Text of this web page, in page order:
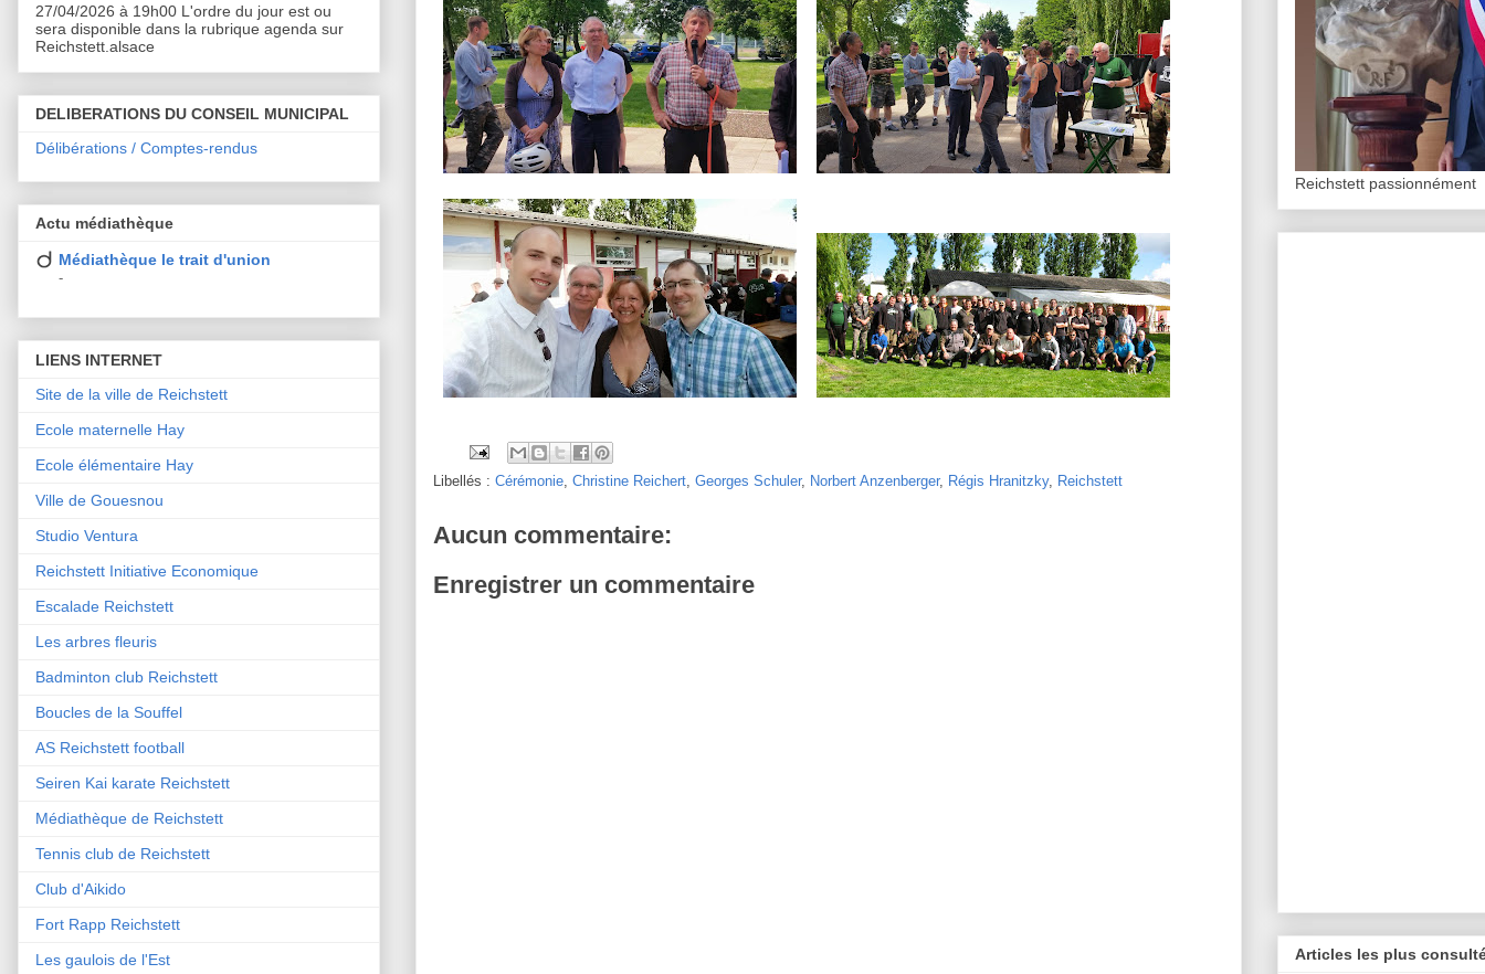
Libellés : Cérémonie Christine Reichert Georges Schuler, Norbert Anzenberger, Régis Hranitzky, Reichstett
Aucun commentaire:
Enregistrer un commentaire
27/04/2026 à 19h00 L'ordre du jour est ou
sera disponible dans la rubrique agenda sur
Reichstett.alsace
DELIBERATIONS DU CONSEIL MUNICIPAL
Délibérations / Comptes-rendus
Actu médiathèque
Médiathèque le trait d'union
-
LIENS INTERNET
Site de la ville de Reichstett
Ecole maternelle Hay
Ecole élémentaire Hay
Ville de Gouesnou
Studio Ventura
Reichstett Initiative Economique
Escalade Reichstett
Les arbres fleuris
Badminton club Reichstett
Boucles de la Souffel
AS Reichstett football
Seiren Kai karate Reichstett
Médiathèque de Reichstett
Tennis club de Reichstett
Club d'Aikido
Fort Rapp Reichstett
Les gaulois de l'Est
Reichstett passionnément
Articles les plus